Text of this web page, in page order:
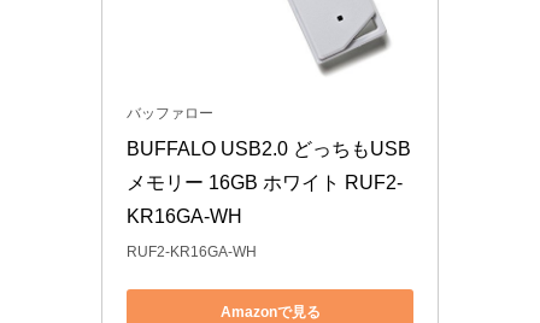
バッファロー
BUFFALO USB2.0 どっちもUSB
メモリー 16GB ホワイト RUF2-
KR16GA-WH
RUF2-KR16GA-WH
Amazonで見る